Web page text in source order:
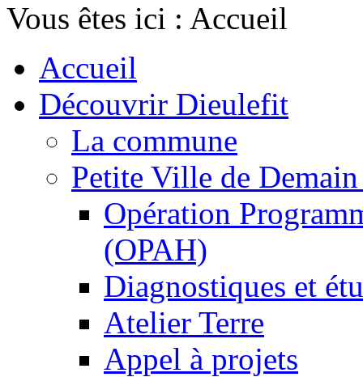
Vous êtes ici : Accueil
Accueil
Découvrir Dieulefit
La commune
Petite Ville de
Opération
(OPAH)
Diagnostiques et
Atelier Terre
Appel à projets